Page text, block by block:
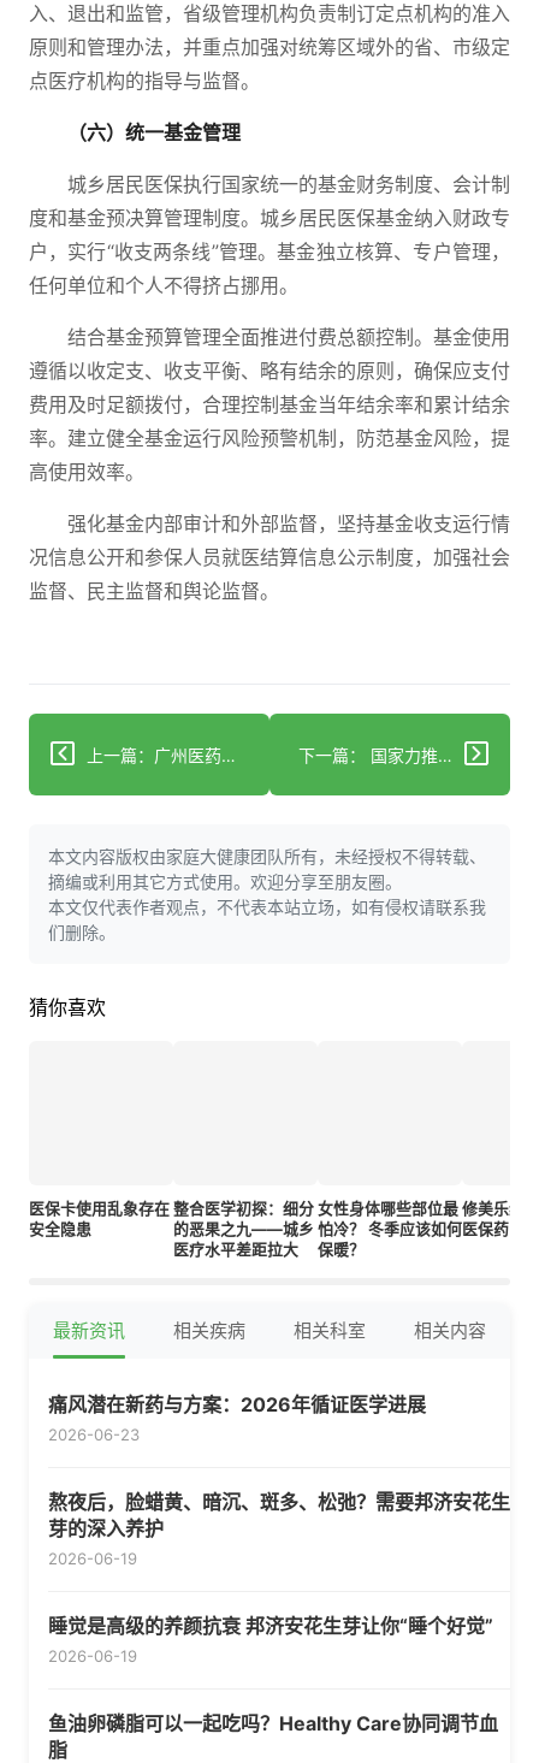
入、退出和监管，省级管理机构负责制订定点机构的准入
原则和管理办法，并重点加强对统筹区域外的省、市级定
点医疗机构的指导与监督。
（六）统一基金管理
城乡居民医保执行国家统一的基金财务制度、会计制
度和基金预决算管理制度。城乡居民医保基金纳入财政专
户，实行“收支两条线”管理。基金独立核算、专户管理，
任何单位和个人不得挤占挪用。
结合基金预算管理全面推进付费总额控制。基金使用
遵循以收定支、收支平衡、略有结余的原则，确保应支付
费用及时足额拨付，合理控制基金当年结余率和累计结余
率。建立健全基金运行风险预警机制，防范基金风险，提
高使用效率。
强化基金内部审计和外部监督，坚持基金收支运行情
况信息公开和参保人员就医结算信息公示制度，加强社会
监督、民主监督和舆论监督。
上一篇：广州医药集团有限公司介绍 下一篇： 国家力推健康医疗数据大平台 将推动分级诊疗和精准医疗
本文内容版权由家庭大健康团队所有，未经授权不得转载、
摘编或利用其它方式使用。欢迎分享至朋友圈。
本文仅代表作者观点，不代表本站立场，如有侵权请联系我
们删除。
猜你喜欢
医保卡使用乱象存在
安全隐患
整合医学初探：细分
的恶果之九——城乡
医疗水平差距拉大
女性身体哪些部位最
怕冷？ 冬季应该如何
保暖？
修美乐纳
医保药品
最新资讯 相关疾病 相关科室 相关内容
痛风潜在新药与方案：2026年循证医学进展
2026-06-23
熬夜后，脸蜡黄、暗沉、斑多、松弛？需要邦济安花生
芽的深入养护
2026-06-19
睡觉是高级的养颜抗衰 邦济安花生芽让你“睡个好觉”
2026-06-19
鱼油卵磷脂可以一起吃吗？Healthy Care协同调节血
脂